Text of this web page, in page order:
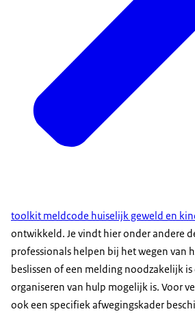
toolkit meldcode huiselijk geweld en
ontwikkeld. Je vindt hier onder andere
professionals helpen bij het wegen van
beslissen of een melding noodzakelijk
organiseren van hulp mogelijk is. Voor
ook een specifiek afwegingskader